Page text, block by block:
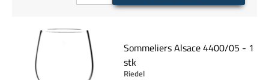
Sommeliers Alsace 4400/05 - 1
stk
Riedel